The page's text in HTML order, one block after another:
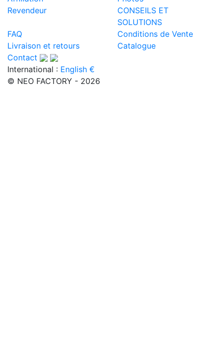
Revendeur
CONSEILS ET
SOLUTIONS
FAQ
Conditions de Vente
Livraison et retours
Catalogue
Contact
International : English €
© NEO FACTORY - 2026